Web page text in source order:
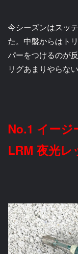
今シーズンはスッ
た。中盤からはト
パーをつけるのが
リグあまりやらな
No.1 イージ
LRM 夜光レ